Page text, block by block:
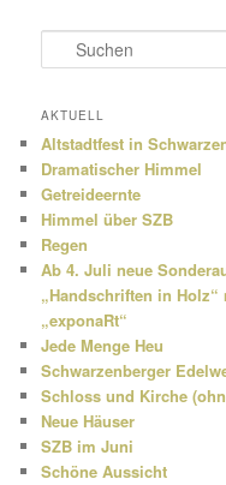
u
h
n
AKTUELL
Altstadtfest in
Dramatischer Himmel
Getreideernte
Himmel über SZB
Regen
Ab 4. Juli neue
„Handschriften in
„exponaRt“
Jede Menge Heu
Schwarzenberger
Schloss und Kirche
Neue Häuser
SZB im Juni
Schöne Aussicht